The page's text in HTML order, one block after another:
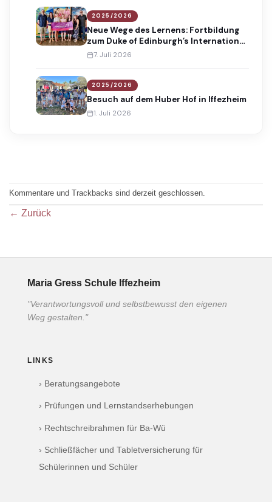
2025/2026
Neue Wege des Lernens: Fortbildung
zum Duke of Edinburgh’s International
Award
7. Juli 2026
2025/2026
Besuch auf dem Huber Hof in Iffezheim
1. Juli 2026
Kommentare und Trackbacks sind derzeit geschlossen.
← Zurück
Maria Gress Schule Iffezheim
"Verantwortungsvoll und selbstbewusst den eigenen
Weg gestalten."
LINKS
› Beratungsangebote
› Prüfungen und Lernstandserhebungen
› Rechtschreibrahmen für Ba-Wü
› Schließfächer und Tabletversicherung für
Schülerinnen und Schüler